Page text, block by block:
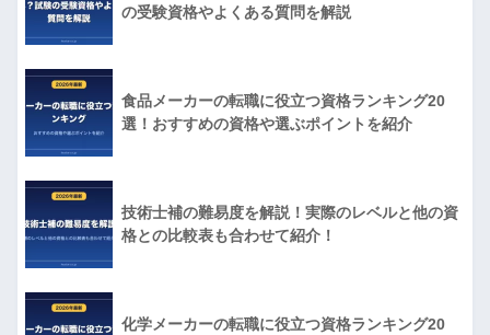
の受験資格やよくある質問を解説
食品メーカーの転職に役立つ資格ランキング20
選！おすすめの資格や選ぶポイントを紹介
技術士補の難易度を解説！実際のレベルと他の資
格との比較表も合わせて紹介！
化学メーカーの転職に役立つ資格ランキング20